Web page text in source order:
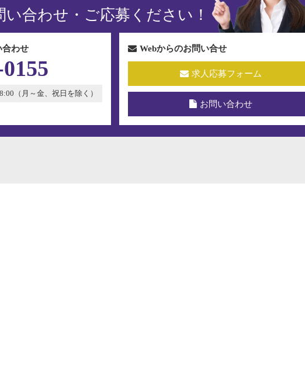
い合わせ・ご応募ください！
合わせ
（月～金、祝日を除く）
Webからのお問い合せ
求人応募フォーム
お問い合わせ